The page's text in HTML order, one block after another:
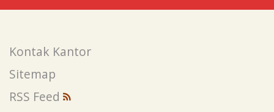
Kontak Kantor
Sitemap
RSS Feed